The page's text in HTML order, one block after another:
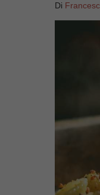
Di